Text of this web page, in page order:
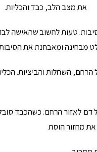
את מצב הלב, כבד והכליות.
טעות לחשוב שהאישה
מבחינה ומאבחנת את
השחלות והביציות.
דם לאזור הרחם. כשהכבד
את מחזור הוסת